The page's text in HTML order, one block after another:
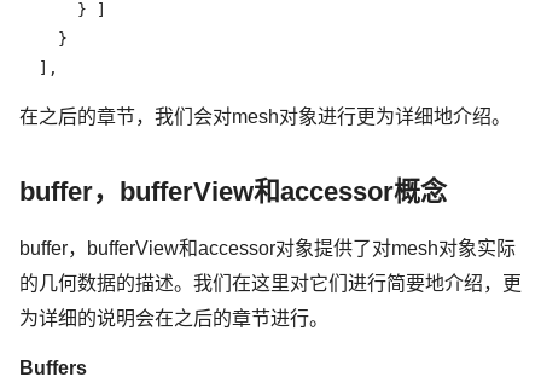
      } ]
    }
  ],
在之后的章节，我们会对mesh对象进行更为详细地介绍。
buffer，bufferView和accessor概念
buffer，bufferView和accessor对象提供了对mesh对象实际
的几何数据的描述。我们在这里对它们进行简要地介绍，更
为详细的说明会在之后的章节进行。
Buffers